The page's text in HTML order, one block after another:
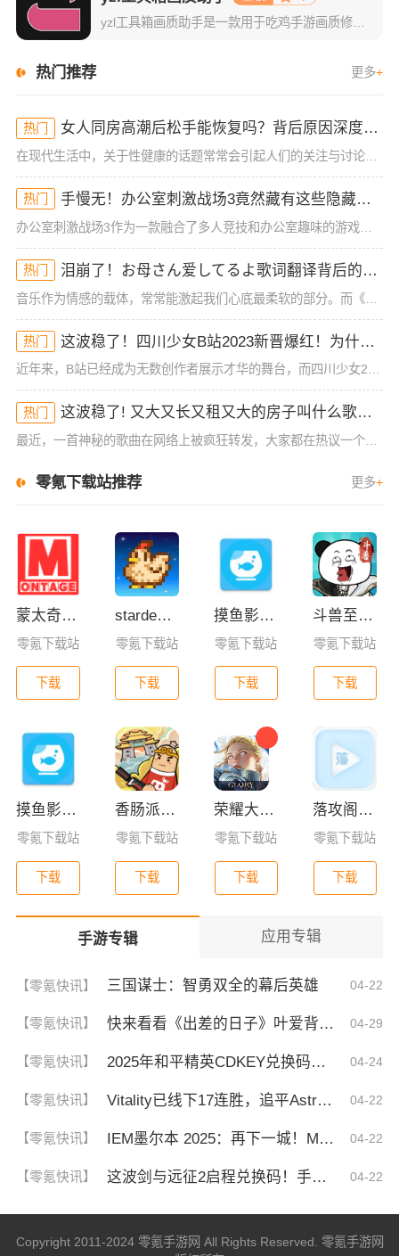
热门推荐 更多+
热门 女人同房高潮后松手能恢复吗？背后原因深度分析！
在现代生活中，关于性健康的话题常常会引起人们的关注与讨论，尤其是女性在同房时的体验与生理反应。很多女性可能在性生活中经历过高潮后的松手现象，但有时候会担心这种状态是否能恢复。今天，我们就来深入探讨一下
热门 手慢无！办公室刺激战场3竟然藏有这些隐藏技巧！谁懂啊
办公室刺激战场3作为一款融合了多人竞技和办公室趣味的游戏，一直以来都吸引着大批玩家的热烈关注。然而，很多玩家在初入这款游戏时，常常会被复杂的操作和激烈的竞争环境所困扰，尤其是如何在短短的游戏时间里获得
热门 泪崩了！お母さん爱してるよ歌词翻译背后的深情秘密！你可能从未注意到的细节
热门 这波稳了！四川少女B站2023新晋爆红！为什么她的内容这么吸睛？
近年来，B站已经成为无数创作者展示才华的舞台，而四川少女2023年在B站的爆红，让人不禁好奇：她究竟有什么与众不同的地方？作为一位拥有大量粉丝和高曝光率的内容创作者，四川少女的成功并非偶然。她凭借其独
热门 这波稳了! 又大又长又租又大的房子叫什么歌？背后真相曝光！
最近，一首神秘的歌曲在网络上被疯狂转发，大家都在热议一个问题：“又大又长又租又大的房子叫什么歌？”这首歌不仅因为歌词内容引发了大家的好奇，而且背后隐藏着不为人知的故事。今天，我们就来解密这首歌的来龙去
零氪下载站推荐 更多+
蒙太奇影视2025最新版本下载
零氪下载站
下载
stardew valley手机版
零氪下载站
下载
摸鱼影视app官方版下载安装
零氪下载站
下载
斗兽至高天
零氪下载站
下载
摸鱼影视app最新版下载
零氪下载站
下载
香肠派对亚服
零氪下载站
下载
荣耀大天使手游
零氪下载站
下载
落攻阁影视官方版下载
零氪下载站
下载
手游专辑 应用专辑
【零氪快讯】 三国谋士：智勇双全的幕后英雄 04-22
【零氪快讯】 快来看看《出差的日子》叶爱背后的深刻故事！竟然让人泪崩的原因 04-29
【零氪快讯】 2025年和平精英CDKEY兑换码领取方法及使用技巧 04-24
【零氪快讯】 Vitality已线下17连胜，追平Astralis并列第三 04-22
【零氪快讯】 IEM墨尔本 2025：再下一城！MOUZ 2-0 GL 04-22
【零氪快讯】 这波剑与远征2启程兑换码！手慢无，速存！ 04-22
Copyright 2011-2024 零氪手游网 All Rights Reserved. 零氪手游网